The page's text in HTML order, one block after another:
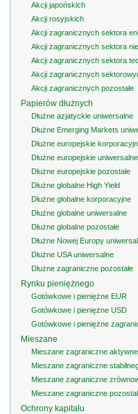
Akcji japońskich
Akcji rosyjskich
Akcji zagranicznych sektora
Akcji zagranicznych sektora
Akcji zagranicznych sektora
Akcji zagranicznych
Akcji zagranicznych pozostałe
Papierów dłużnych
Dłużne azjatyckie uniwersalne
Dłużne Emerging Markets
Dłużne europejskie
Dłużne europejskie uniwersalne
Dłużne europejskie pozostałe
Dłużne globalne High Yield
Dłużne globalne korporacyjne
Dłużne globalne uniwersalne
Dłużne globalne pozostałe
Dłużne Nowej Europy
Dłużne USA uniwersalne
Dłużne zagraniczne pozostałe
Rynku pieniężnego
Gotówkowe i pieniężne EUR
Gotówkowe i pieniężne USD
Gotówkowe i pieniężne
Mieszane
Mieszane zagraniczne
Mieszane zagraniczne
Mieszane zagraniczne
Mieszane zagraniczne
Ochrony kapitału